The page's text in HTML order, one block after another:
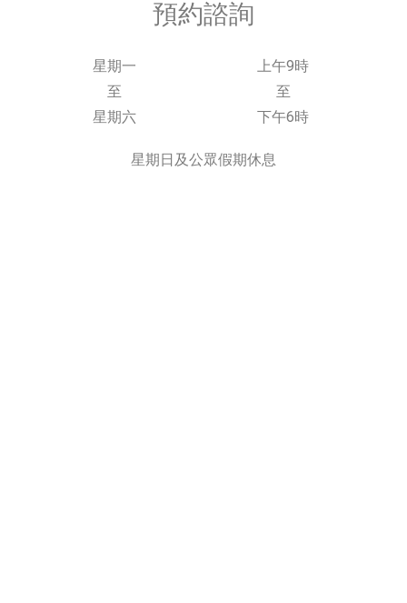
預約諮詢
星期一
至
星期六
上午9時
至
下午6時
星期日及公眾假期休息